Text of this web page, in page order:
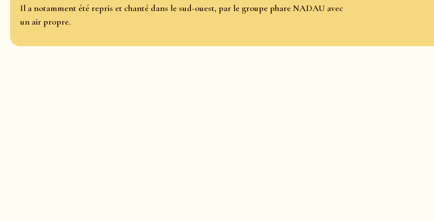
Il a notamment été repris et chanté dans le sud-ouest, par le groupe phare NADAU avec
un air propre.